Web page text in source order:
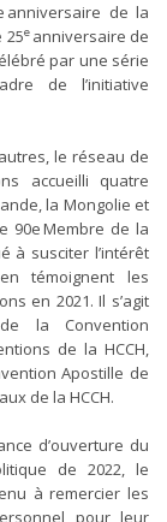
anniversaire de la
25eanniversaire de
par une série
de l’initiative
le réseau de
accueilli quatre
la Mongolie et
90e Membre de la
à susciter l’intérêt
témoignent les
en 2021. Il s’agit
la Convention
de la HCCH,
Apostille de
de la HCCH.
d’ouverture du
de 2022, le
à remercier les
pour leur